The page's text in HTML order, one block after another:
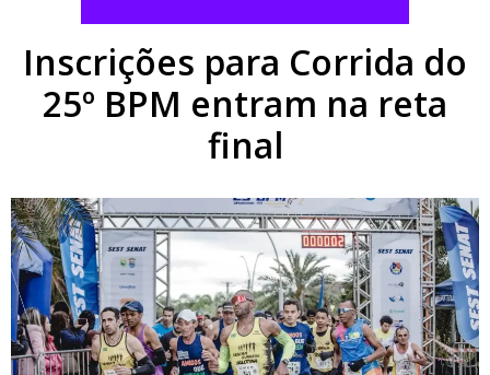
Inscrições para Corrida do
25º BPM entram na reta
final